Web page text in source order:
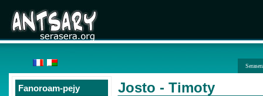
Fanoroam-pejy Josto - Timoty